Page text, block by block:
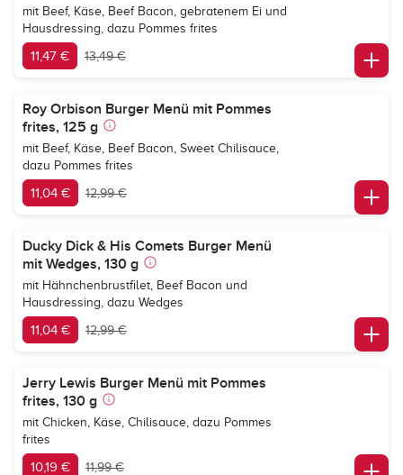
mit Beef, Käse, Beef Bacon, gebratenem Ei und
Hausdressing, dazu Pommes frites
11,47 € 13,49 €
Roy Orbison Burger Menü mit Pommes
frites, 125 g
mit Beef, Käse, Beef Bacon, Sweet Chilisauce,
dazu Pommes frites
11,04 € 12,99 €
Ducky Dick & His Comets Burger Menü
mit Wedges, 130 g
mit Hähnchenbrustfilet, Beef Bacon und
Hausdressing, dazu Wedges
11,04 € 12,99 €
Jerry Lewis Burger Menü mit Pommes
frites, 130 g
mit Chicken, Käse, Chilisauce, dazu Pommes
frites
10,19 € 11,99 €